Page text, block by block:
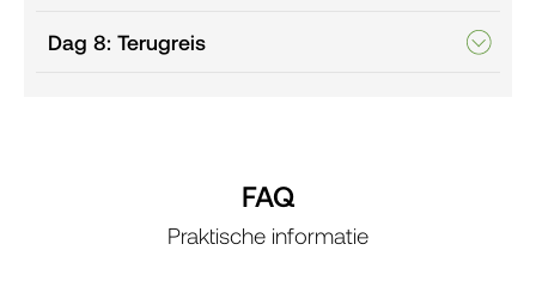
Dag 8: Terugreis
FAQ
Praktische informatie